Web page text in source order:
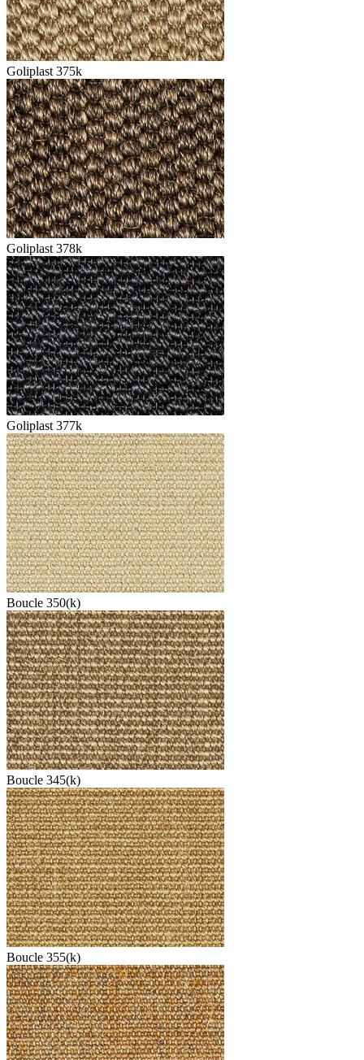
Goliplast 375k
Goliplast 378k
Goliplast 377k
Boucle 350(k)
Boucle 345(k)
Boucle 355(k)